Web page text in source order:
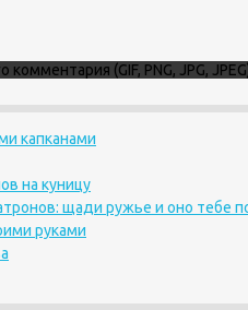
(GIF, PNG, JPG,
капканами
на куницу
щади ружье и оно тебе
руками